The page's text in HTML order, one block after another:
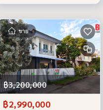
ขาย
฿3,200,000
฿2,990,000